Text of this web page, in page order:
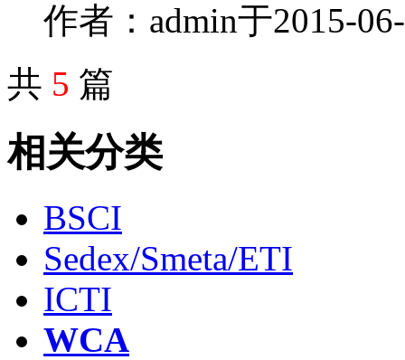
作者：admin于2015-
共 5 篇
相关分类
BSCI
Sedex/Smeta/ETI
ICTI
WCA